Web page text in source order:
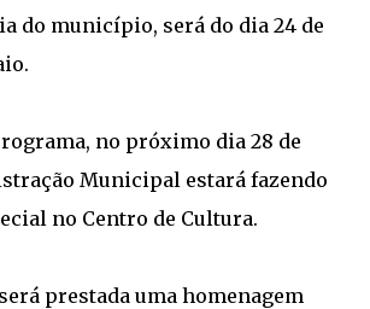
do município, será do dia 24 de
no próximo dia 28 de
Municipal estará fazendo
no Centro de Cultura.
prestada uma homenagem